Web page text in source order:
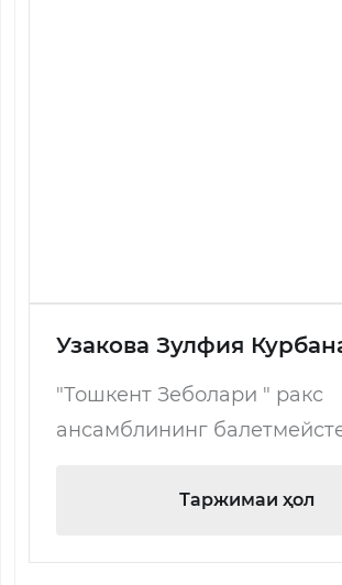
Узакова Зулфия
"Тошкент Зеболари " ракс
ансамблининг
Таржимаи ҳол